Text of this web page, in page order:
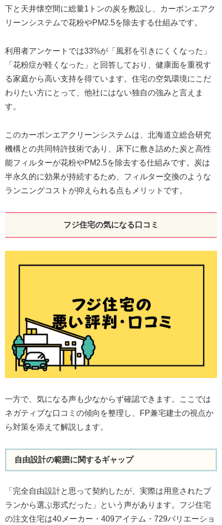
下と天井懐空間に総量1トンの炭を敷設し、カーボンエアク
リーンシステムで花粉やPM2.5を除去する仕組みです。
利用者アンケートでは33%が「風邪を引きにくくなった」
「花粉症が軽くなった」と回答しており、健康面を重視す
る家庭から高い支持を得ています。住宅の空気環境にこだ
わりたい方にとって、他社にはない独自の強みと言えま
す。
このカーボンエアクリーンシステムは、北海道立総合研究
機構との共同特許技術であり、床下に敷き詰めた炭と高性
能フィルターが花粉やPM2.5を除去する仕組みです。炭は
半永久的に効果が持続するため、フィルター交換のような
ランニングコストが抑えられる点もメリットです。
フジ住宅の気になる口コミ
一方で、気になる声も少なからず確認できます。ここでは
ネガティブな口コミの傾向を整理し、FP兼宅建士の視点か
ら対策を添えて解説します。
自由設計の範囲に関するギャップ
「完全自由設計と思って契約したが、実際は用意されたプ
ランから選ぶ形式だった」という声があります。フジ住宅
の注文住宅は40メーカー・409アイテム・729バリエーショ